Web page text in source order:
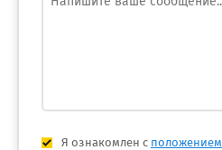
Я ознакомлен с положением